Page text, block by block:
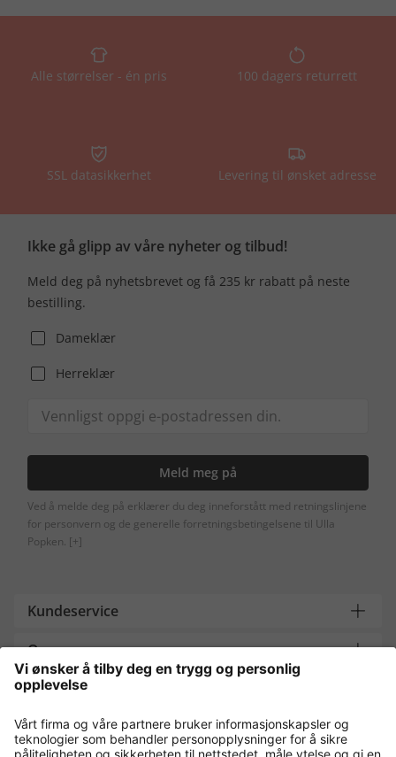
Alle størrelser - én pris 100 dagers returrett
SSL datasikkerhet Levering til ønsket adresse
Ikke gå glipp av våre nyheter og tilbud!
Meld deg på nyhetsbrevet og få 235 kr rabatt på neste
bestilling.
Dameklær
Herreklær
Meld meg på
Ved å melde deg på erklærer du deg inneforstått med retningslinjene
for personvern og de generelle forretningsbetingelsene til Ulla
Popken. [+]
Kundeservice
Om oss
Contact
Payment and Delivery